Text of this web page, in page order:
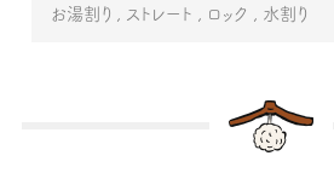
お湯割り ストレート ロック 水割り